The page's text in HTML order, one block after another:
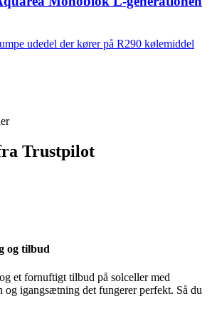
udedel der kører på R290 kølemiddel
Trustpilot
og tilbud
et fornuftigt tilbud på solceller med
og igangsætning det fungerer perfekt. Så du